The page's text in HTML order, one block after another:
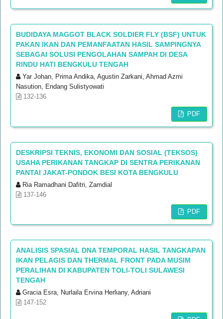
BUDIDAYA MAGGOT BLACK SOLDIER FLY (BSF) UNTUK
PAKAN IKAN DAN PEMANFAATAN HASIL SAMPINGNYA
SEBAGAI SOLUSI PENGOLAHAN SAMPAH DI DESA
RINDU HATI BENGKULU TENGAH
Yar Johan, Prima Andika, Agustin Zarkani, Ahmad Azmi
Nasution, Endang Sulistyowati
132-136
PDF
DESKRIPSI TEKNIS, EKONOMI DAN SOSIAL (TEKSOS)
USAHA PERIKANAN TANGKAP DI SENTRA PERIKANAN
PANTAI JAKAT-PONDOK BESI KOTA BENGKULU
Ria Ramadhani Dafitri, Zamdial
137-146
PDF
ANALISIS SPASIAL DNA TEMPORAL HASIL TANGKAPAN
IKAN PELAGIS DAN THERMAL FRONT PADA MUSIM
PERALIHAN DI KABUPATEN TOLI-TOLI SULAWESI
TENGAH
Gracia Esra, Nurlaila Ervina Herliany, Adriani
147-152